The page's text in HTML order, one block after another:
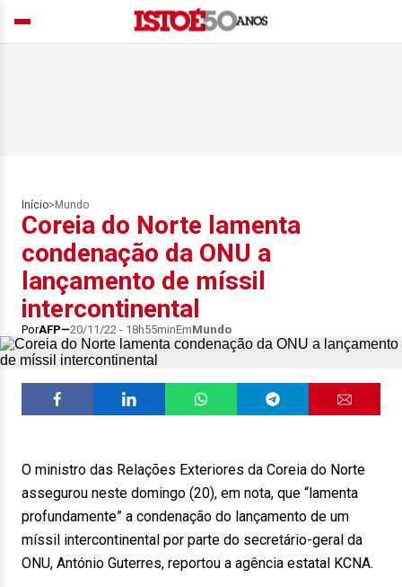
Início> Mundo
Coreia do Norte lamenta
condenação da ONU a
lançamento de míssil
intercontinental
PorAFP 20/11/22 - 18h55minEmMundo
O ministro das Relações Exteriores da Coreia do Norte
assegurou neste domingo (20), em nota, que “lamenta
profundamente” a condenação do lançamento de um
míssil intercontinental por parte do secretário-geral da
ONU, António Guterres, reportou a agência estatal KCNA.